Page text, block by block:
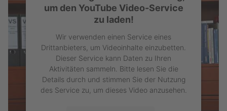
um den YouTube Video-Service
zu laden!
Wir verwenden einen Service eines
Drittanbieters, um Videoinhalte einzubetten.
Dieser Service kann Daten zu Ihren
Aktivitäten sammeln. Bitte lesen Sie die
Details durch und stimmen Sie der Nutzung
des Service zu, um dieses Video anzusehen.